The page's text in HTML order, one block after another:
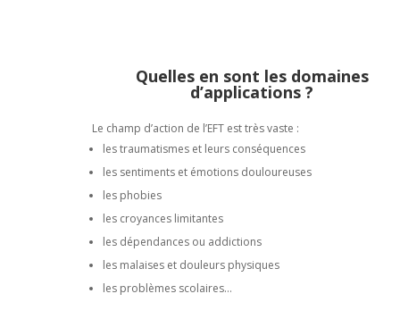
Quelles en sont les domaines
d’applications ?
Le champ d’action de l’EFT est très vaste :
les traumatismes et leurs conséquences
les sentiments et émotions douloureuses
les phobies
les croyances limitantes
les dépendances ou addictions
les malaises et douleurs physiques
les problèmes scolaires…